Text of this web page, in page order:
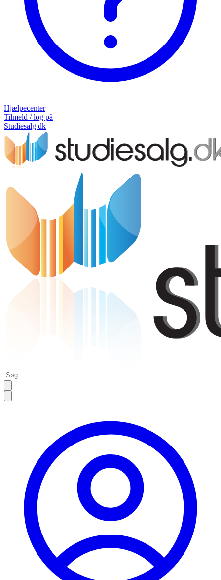
Hjælpecenter
Tilmeld / log på
Studiesalg.dk